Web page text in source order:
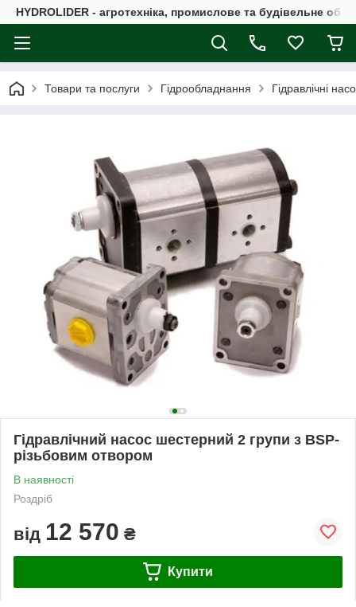
HYDROLIDER - агротехніка, промислове та будівельне
Товари та послуги Гідрообладнання Гідравлічні
Гідравлічний насос шестерний 2 групи з BSP-
різьбовим отвором
В наявності
Роздріб
від 12 570 ₴
Купити